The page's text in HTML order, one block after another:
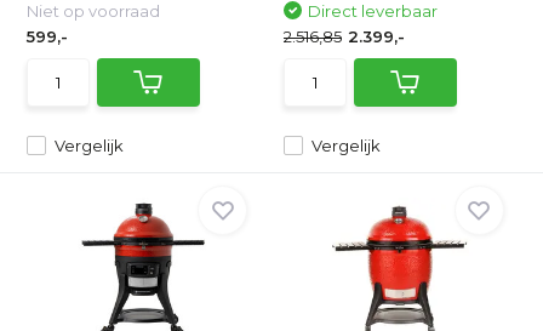
Vergelijk
Niet op voorraad
599,-
Vergelijk
Direct leverbaar
2.516,85 2.399,-